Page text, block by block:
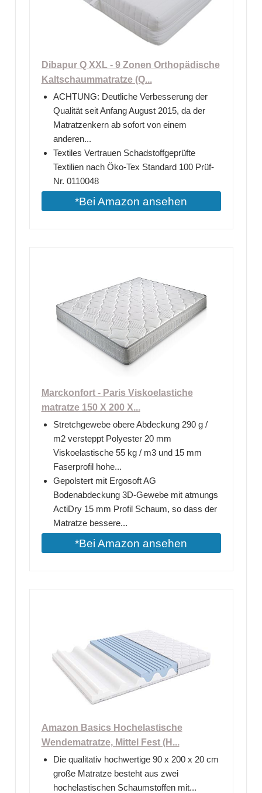
Dibapur Q XXL - 9 Zonen Orthopädische
Kaltschaummatratze (Q...
ACHTUNG: Deutliche Verbesserung der
Qualität seit Anfang August 2015, da der
Matratzenkern ab sofort von einem
anderen...
Textiles Vertrauen Schadstoffgeprüfte
Textilien nach Öko-Tex Standard 100 Prüf-
Nr. 0110048
*Bei Amazon ansehen
Marckonfort - Paris Viskoelastiche
matratze 150 X 200 X...
Stretchgewebe obere Abdeckung 290 g /
m2 versteppt Polyester 20 mm
Viskoelastische 55 kg / m3 und 15 mm
Faserprofil hohe...
Gepolstert mit Ergosoft AG
Bodenabdeckung 3D-Gewebe mit atmungs
ActiDry 15 mm Profil Schaum, so dass der
Matratze bessere...
*Bei Amazon ansehen
Amazon Basics Hochelastische
Wendematratze, Mittel Fest (H...
Die qualitativ hochwertige 90 x 200 x 20 cm
große Matratze besteht aus zwei
hochelastischen Schaumstoffen mit...